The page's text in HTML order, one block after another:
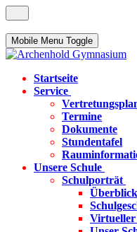
Mobile Menu Toggle
Startseite
Service
Termine
Dokumente
Stundentafel
Unsere Schule
Schulporträt
Überblick
Virtueller